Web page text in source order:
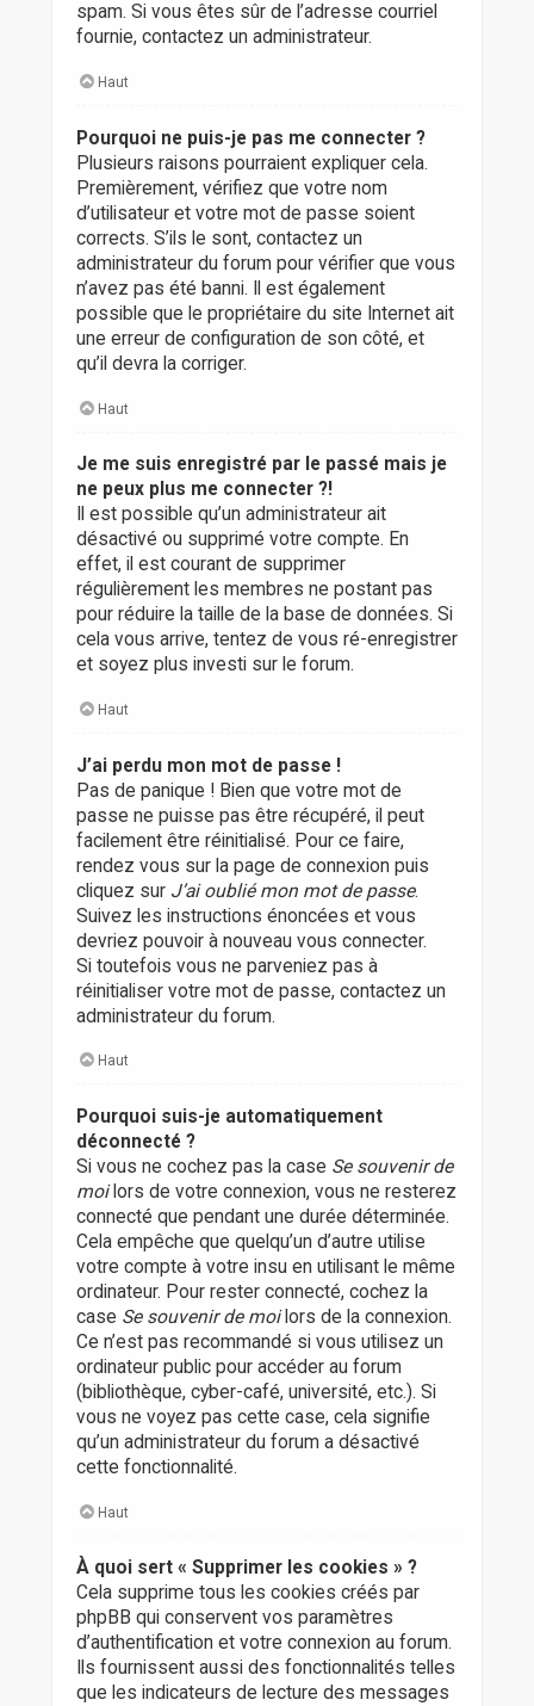
spam. Si vous êtes sûr de l’adresse courriel
fournie, contactez un administrateur.
Haut
Pourquoi ne puis-je pas me connecter ?
Plusieurs raisons pourraient expliquer cela.
Premièrement, vérifiez que votre nom
d’utilisateur et votre mot de passe soient
corrects. S’ils le sont, contactez un
administrateur du forum pour vérifier que vous
n’avez pas été banni. Il est également
possible que le propriétaire du site Internet ait
une erreur de configuration de son côté, et
qu’il devra la corriger.
Haut
Je me suis enregistré par le passé mais je
ne peux plus me connecter ?!
Il est possible qu’un administrateur ait
désactivé ou supprimé votre compte. En
effet, il est courant de supprimer
régulièrement les membres ne postant pas
pour réduire la taille de la base de données. Si
cela vous arrive, tentez de vous ré-enregistrer
et soyez plus investi sur le forum.
Haut
J’ai perdu mon mot de passe !
Pas de panique ! Bien que votre mot de
passe ne puisse pas être récupéré, il peut
facilement être réinitialisé. Pour ce faire,
rendez vous sur la page de connexion puis
cliquez sur J’ai oublié mon mot de passe.
Suivez les instructions énoncées et vous
devriez pouvoir à nouveau vous connecter.
Si toutefois vous ne parveniez pas à
réinitialiser votre mot de passe, contactez un
administrateur du forum.
Haut
Pourquoi suis-je automatiquement
déconnecté ?
Si vous ne cochez pas la case Se souvenir de
moilors de votre connexion, vous ne resterez
connecté que pendant une durée déterminée.
Cela empêche que quelqu’un d’autre utilise
votre compte à votre insu en utilisant le même
ordinateur. Pour rester connecté, cochez la
case Se souvenir de moilors de la connexion.
Ce n’est pas recommandé si vous utilisez un
ordinateur public pour accéder au forum
(bibliothèque, cyber-café, université, etc.). Si
vous ne voyez pas cette case, cela signifie
qu’un administrateur du forum a désactivé
cette fonctionnalité.
Haut
À quoi sert « Supprimer les cookies » ?
Cela supprime tous les cookies créés par
phpBB qui conservent vos paramètres
d’authentification et votre connexion au forum.
Ils fournissent aussi des fonctionnalités telles
que les indicateurs de lecture des messages